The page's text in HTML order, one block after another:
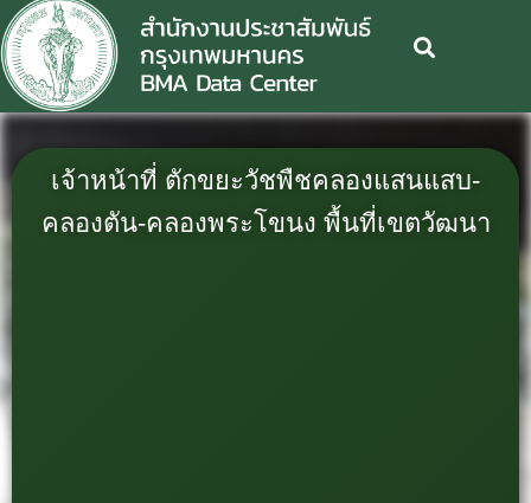
เจ้าหน้าที่ ตักขยะวัชพืชคลองแสนแสบ-
คลองตัน-คลองพระโขนง พื้นที่เขตวัฒนา